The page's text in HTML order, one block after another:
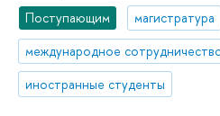
Поступающим
магистратура
международное
иностранные студенты